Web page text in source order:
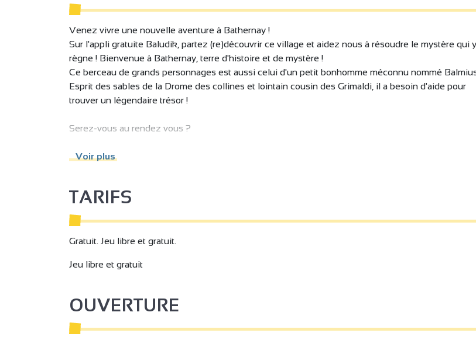
Venez vivre une nouvelle aventure à Bathernay !
Sur l'appli gratuite Baludik, partez (re)découvrir ce village et aidez nous à résoudre le mystère qui y
règne ! Bienvenue à Bathernay, terre d'histoire et de mystère !
Ce berceau de grands personnages est aussi celui d'un petit bonhomme méconnu nommé
Esprit des sables de la Drome des collines et lointain cousin des Grimaldi, il a besoin d'aide pour
trouver un légendaire trésor !
Serez-vous au rendez vous ?
Alors, c'est parti pour de nouvelles aventures !
Voir plus
TARIFS
Gratuit. Jeu libre et gratuit.
Jeu libre et gratuit
OUVERTURE